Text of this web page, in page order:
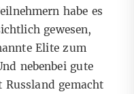
habe es
gewesen,
Elite zum
nebenbei gute
gemacht